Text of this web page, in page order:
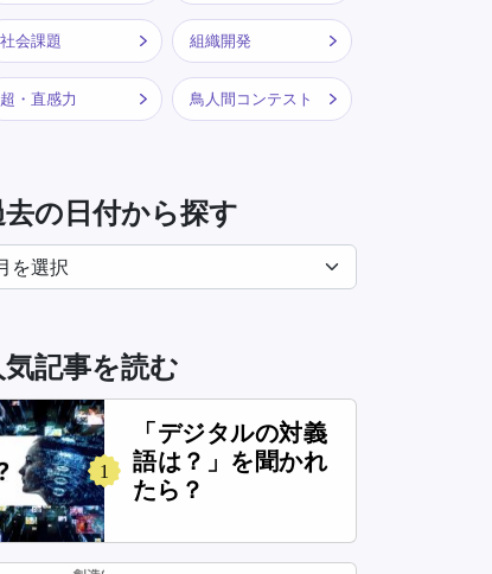
社会課題 組織開発
超・直感力 鳥人間コンテスト
去の日付から探す
気記事を読む
1
「デジタルの対義
語は？」を聞かれ
たら？